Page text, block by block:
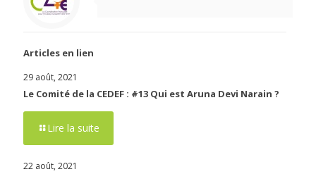
Articles en lien
29 août, 2021
Le Comité de la CEDEF : #13 Qui est Aruna Devi Narain ?
Lire la suite
22 août, 2021